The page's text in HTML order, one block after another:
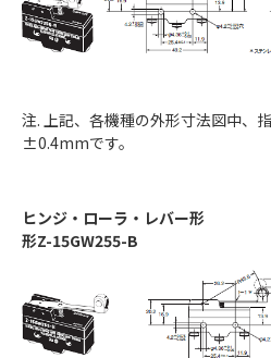
注. 上記、各機種の外形寸法図中、
±0.4mmです。
ヒンジ・ローラ・レバー形
形Z-15GW255-B